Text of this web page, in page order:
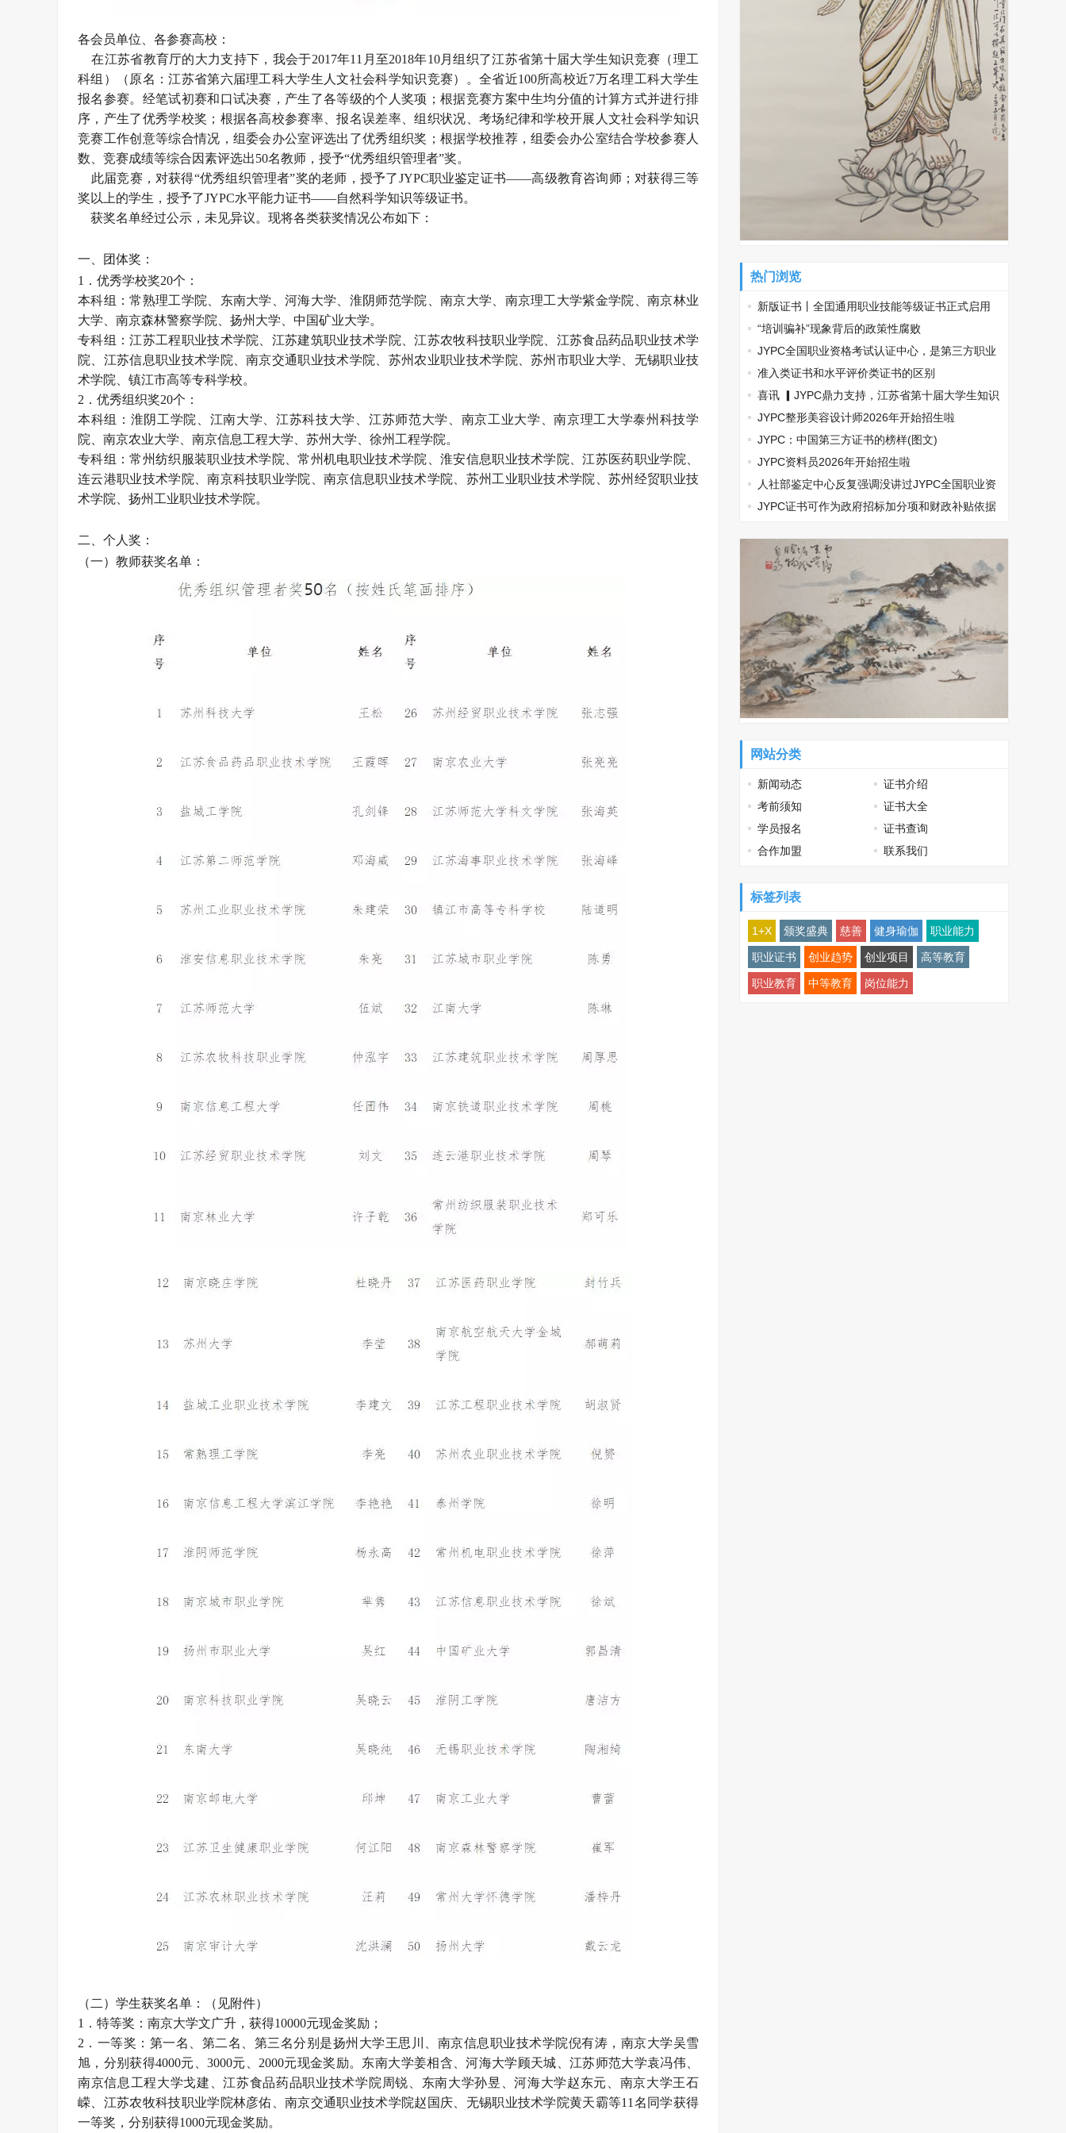
各会员单位、各参赛高校：
在江苏省教育厅的大力支持下，我会于2017年11月至2018年10月组织了江苏省第十届大学生知识竞赛（理工
科组）（原名：江苏省第六届理工科大学生人文社会科学知识竞赛）。全省近100所高校近7万名理工科大学生
报名参赛。经笔试初赛和口试决赛，产生了各等级的个人奖项；根据竞赛方案中生均分值的计算方式并进行排
序，产生了优秀学校奖；根据各高校参赛率、报名误差率、组织状况、考场纪律和学校开展人文社会科学知识
竞赛工作创意等综合情况，组委会办公室评选出了优秀组织奖；根据学校推荐，组委会办公室结合学校参赛人
数、竞赛成绩等综合因素评选出50名教师，授予“优秀组织管理者”奖。
此届竞赛，对获得“优秀组织管理者”奖的老师，授予了JYPC职业鉴定证书——高级教育咨询师；对获得三等
奖以上的学生，授予了JYPC水平能力证书——自然科学知识等级证书。
获奖名单经过公示，未见异议。现将各类获奖情况公布如下：
一、团体奖：
1．优秀学校奖20个：
本科组：常熟理工学院、东南大学、河海大学、淮阴师范学院、南京大学、南京理工大学紫金学院、南京林业
大学、南京森林警察学院、扬州大学、中国矿业大学。
专科组：江苏工程职业技术学院、江苏建筑职业技术学院、江苏农牧科技职业学院、江苏食品药品职业技术学
院、江苏信息职业技术学院、南京交通职业技术学院、苏州农业职业技术学院、苏州市职业大学、无锡职业技
术学院、镇江市高等专科学校。
2．优秀组织奖20个：
本科组：淮阴工学院、江南大学、江苏科技大学、江苏师范大学、南京工业大学、南京理工大学泰州科技学
院、南京农业大学、南京信息工程大学、苏州大学、徐州工程学院。
专科组：常州纺织服装职业技术学院、常州机电职业技术学院、淮安信息职业技术学院、江苏医药职业学院、
连云港职业技术学院、南京科技职业学院、南京信息职业技术学院、苏州工业职业技术学院、苏州经贸职业技
术学院、扬州工业职业技术学院。
二、个人奖：
（一）教师获奖名单：
（二）学生获奖名单：（见附件）
1．特等奖：南京大学文广升，获得10000元现金奖励；
2．一等奖：第一名、第二名、第三名分别是扬州大学王思川、南京信息职业技术学院倪有涛，南京大学吴雪
旭，分别获得4000元、3000元、2000元现金奖励。东南大学姜相含、河海大学顾天城、江苏师范大学袁冯伟、
南京信息工程大学戈建、江苏食品药品职业技术学院周锐、东南大学孙昱、河海大学赵东元、南京大学王石
嵘、江苏农牧科技职业学院林彦佑、南京交通职业技术学院赵国庆、无锡职业技术学院黄天霸等11名同学获得
一等奖，分别获得1000元现金奖励。
热门浏览
新版证书丨全囯通用职业技能等级证书正式启用
“培训骗补”现象背后的政策性腐败
JYPC全国职业资格考试认证中心，是第三方职业
资格认证的典范
准入类证书和水平评价类证书的区别
喜讯 ▎JYPC鼎力支持，江苏省第十届大学生知识
竞赛！(图文)
JYPC整形美容设计师2026年开始招生啦
JYPC：中国第三方证书的榜样(图文)
JYPC资料员2026年开始招生啦
人社部鉴定中心反复强调没讲过JYPC全国职业资
格考试认证中心是假机构
JYPC证书可作为政府招标加分项和财政补贴依据
网站分类
新闻动态
证书介绍
考前须知
证书大全
学员报名
证书查询
合作加盟
联系我们
标签列表
1+X 颁奖盛典 慈善 健身瑜伽 职业能力
职业证书 创业趋势 创业项目 高等教育
职业教育 中等教育 岗位能力